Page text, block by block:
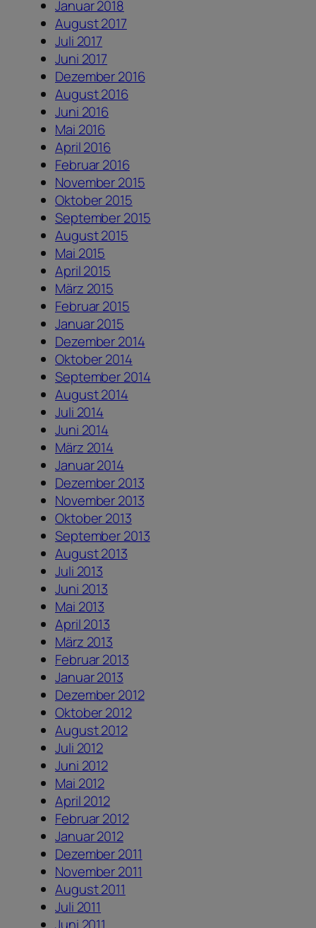
Januar 2018
August 2017
Juli 2017
Juni 2017
Dezember 2016
August 2016
Juni 2016
Mai 2016
April 2016
Februar 2016
November 2015
Oktober 2015
September 2015
August 2015
Mai 2015
April 2015
März 2015
Februar 2015
Januar 2015
Dezember 2014
Oktober 2014
September 2014
August 2014
Juli 2014
Juni 2014
März 2014
Januar 2014
Dezember 2013
November 2013
Oktober 2013
September 2013
August 2013
Juli 2013
Juni 2013
Mai 2013
April 2013
März 2013
Februar 2013
Januar 2013
Dezember 2012
Oktober 2012
August 2012
Juli 2012
Juni 2012
Mai 2012
April 2012
Februar 2012
Januar 2012
Dezember 2011
November 2011
August 2011
Juli 2011